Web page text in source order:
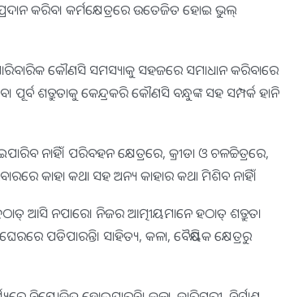
ପ୍ରଦାନ କରିବ। କର୍ମକ୍ଷେତ୍ରରେ ଉତେଜିତ ହୋଇ ଭୁଲ୍‌
କୌଣସି ସମସ୍ୟାକୁ ସହଜରେ ସମାଧାନ କରିବାରେ
ଶତ୍ରୁତାକୁ କେନ୍ଦ୍ରକରି କୌଣସି ବନ୍ଧୁଙ୍କ ସହ ସମ୍ପର୍କ ହାନି
ନାହିଁ। ପରିବହନ କ୍ଷେତ୍ରରେ, କ୍ରୀଡା ଓ ଚଳଚ୍ଚିତ୍ରରେ,
କାହା କଥା ସହ ଅନ୍ୟ କାହାର କଥା ମିଶିବ ନାହିଁ।
ଆସି ନପାରେ। ନିଜର ଆତ୍ମୀୟମାନେ ହଠାତ୍‌ ଶତ୍ରୁତା
ପଡିପାରନ୍ତି। ସାହିତ୍ୟ, କଳା, ବୈଷୟିକ କ୍ଷେତ୍ରରୁ